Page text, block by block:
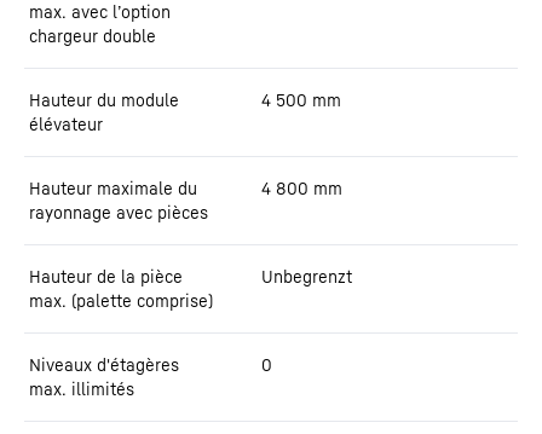
max. avec l’option
chargeur double
Hauteur du module
élévateur
4 500 mm
Hauteur maximale du
rayonnage avec pièces
4 800 mm
Hauteur de la pièce
max. (palette comprise)
Unbegrenzt
Niveaux d'étagères
max. illimités
0